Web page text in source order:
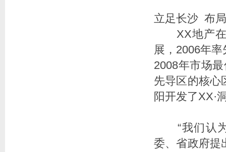
立足长沙 布
XX地产在
展，2006年
2008年市场
先导区的核心
阳开发了XX·
“我们认为
委、省政府提